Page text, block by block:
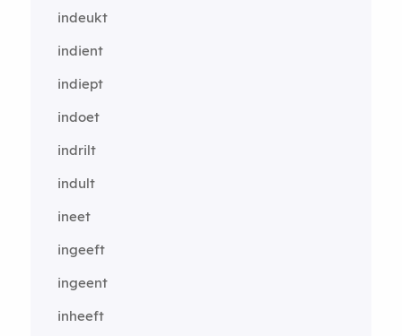
indeukt
indient
indiept
indoet
indrilt
indult
ineet
ingeeft
ingeent
inheeft